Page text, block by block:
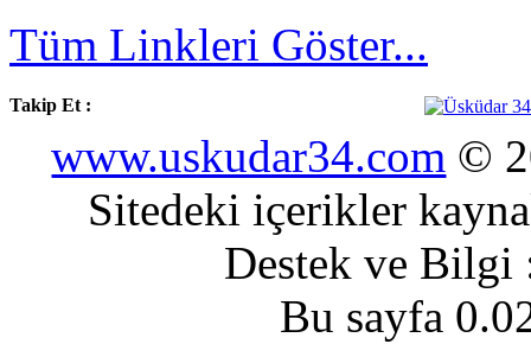
Tüm Linkleri Göster...
Takip Et :
www.uskudar34.com ©
Sitedeki içerikler
Destek ve
Bu sayfa